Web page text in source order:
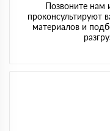
Позвоните нам
проконсультируют
материалов и